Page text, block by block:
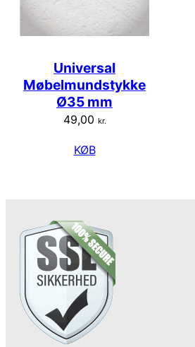
Universal
Møbelmundstykke
Ø35 mm
49,00 kr.
KØB